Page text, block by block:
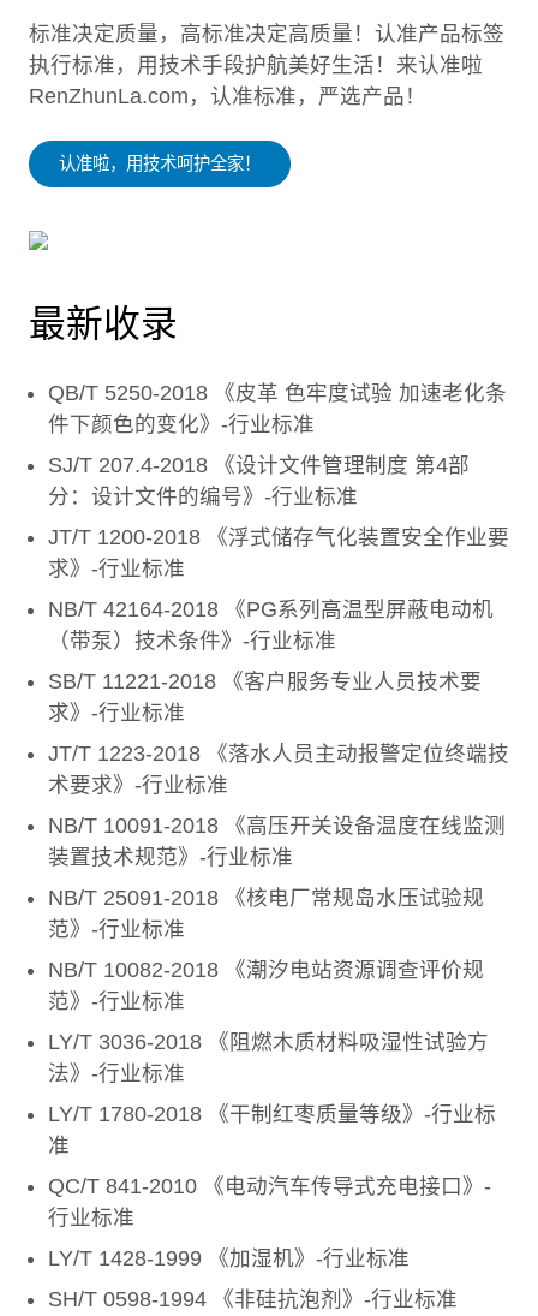
标准决定质量，高标准决定高质量！认准产品标签
执行标准，用技术手段护航美好生活！来认准啦
RenZhunLa.com，认准标准，严选产品！
认准啦，用技术呵护全家！
最新收录
QB/T 5250-2018 《皮革 色牢度试验 加速老化条
件下颜色的变化》-行业标准
SJ/T 207.4-2018 《设计文件管理制度 第4部
分：设计文件的编号》-行业标准
JT/T 1200-2018 《浮式储存气化装置安全作业要
求》-行业标准
NB/T 42164-2018 《PG系列高温型屏蔽电动机
（带泵）技术条件》-行业标准
SB/T 11221-2018 《客户服务专业人员技术要
求》-行业标准
JT/T 1223-2018 《落水人员主动报警定位终端技
术要求》-行业标准
NB/T 10091-2018 《高压开关设备温度在线监测
装置技术规范》-行业标准
NB/T 25091-2018 《核电厂常规岛水压试验规
范》-行业标准
NB/T 10082-2018 《潮汐电站资源调查评价规
范》-行业标准
LY/T 3036-2018 《阻燃木质材料吸湿性试验方
法》-行业标准
LY/T 1780-2018 《干制红枣质量等级》-行业标
准
QC/T 841-2010 《电动汽车传导式充电接口》-
行业标准
LY/T 1428-1999 《加湿机》-行业标准
SH/T 0598-1994 《非硅抗泡剂》-行业标准